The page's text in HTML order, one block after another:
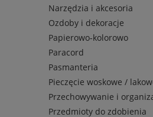
Narzędzia i akcesoria
Ozdoby i dekoracje
Papierowo-kolorowo
Paracord
Pasmanteria
Pieczęcie woskowe /
Przechowywanie i
Przedmioty do zdobienia